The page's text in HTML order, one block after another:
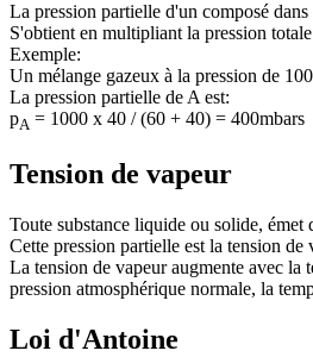
La pression partielle d'un composé
S'obtient en multipliant la pression
Exemple:
Un mélange gazeux à la pression de
La pression partielle de A est:
pA = 1000 x 40 / (60 + 40) = 400mbars
Tension de vapeur
Toute substance liquide ou solide, émet
Cette pression partielle est la tension de
La tension de vapeur augmente avec la
pression atmosphérique normale, la
Loi d'Antoine